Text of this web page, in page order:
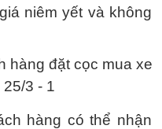
niêm yết và không
hàng có thể nhận